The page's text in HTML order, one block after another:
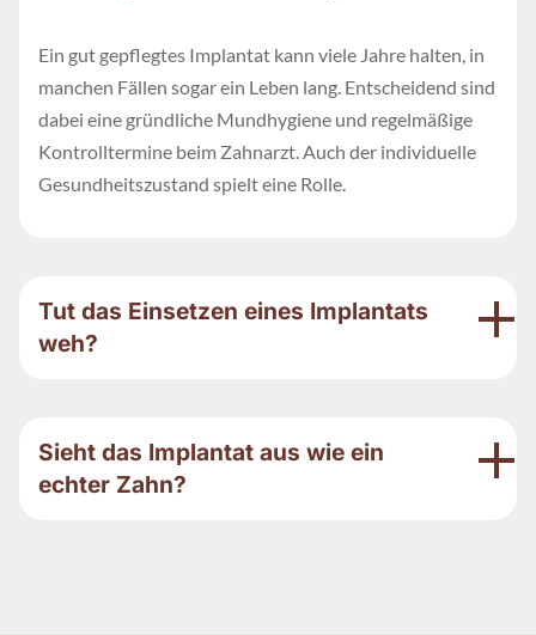
Ein gut gepflegtes Implantat kann viele Jahre halten, in
manchen Fällen sogar ein Leben lang. Entscheidend sind
dabei eine gründliche Mundhygiene und regelmäßige
Kontrolltermine beim Zahnarzt. Auch der individuelle
Gesundheitszustand spielt eine Rolle.
Tut das Einsetzen eines Implantats
weh?
Sieht das Implantat aus wie ein
echter Zahn?